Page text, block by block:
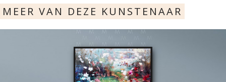
MEER VAN DEZE KUNSTENAAR